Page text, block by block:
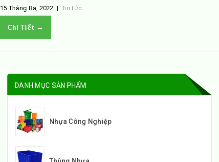
15 Tháng Ba, 2022 |Tin tức
Chi Tiết →
DANH MỤC SẢN PHẨM
Nhựa Công Nghiệp